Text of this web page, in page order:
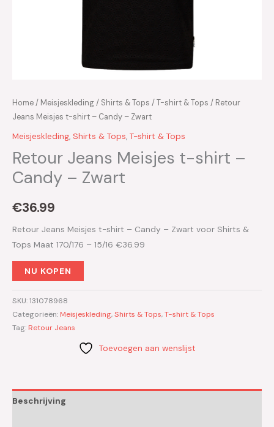
Home/ Meisjeskleding/ Shirts & Tops /T-shirt & Tops / Retour
Jeans Meisjes t-shirt – Candy – Zwart
Meisjeskleding, Shirts & Tops, T-shirt & Tops
Retour Jeans Meisjes t-shirt –
Candy – Zwart
€36.99
Retour Jeans Meisjes t-shirt – Candy – Zwart voor Shirts &
Tops Maat 170/176 – 15/16 €36.99
NU KOPEN
SKU:131078968
Categorieën: Meisjeskleding,Shirts & Tops,T-shirt & Tops
Tag: Retour Jeans
Toevoegen aan wenslijst
Beschrijving